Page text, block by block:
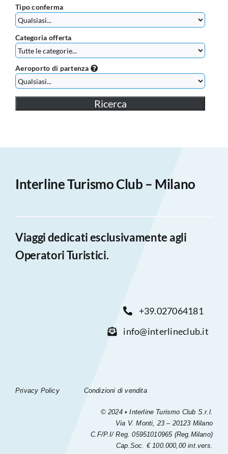
Tipo conferma
Categoria offerta
Aeroporto di partenza
Interline Turismo Club – Milano
Viaggi dedicati esclusivamente agli
Operatori Turistici.
+39.027064181
info@interlineclub.it
Privacy Policy Condizioni di vendita
© 2024 • Interline Turismo Club S.r.l.
Via V. Monti, 23 – 20123 Milano
C.F/P.I/ Reg. 05951010965 (Reg.Milano)
Cap.Soc. € 100.000,00 int.vers.